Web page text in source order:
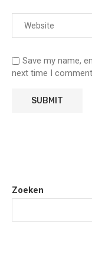
Save my name,
next time I
Zoeken